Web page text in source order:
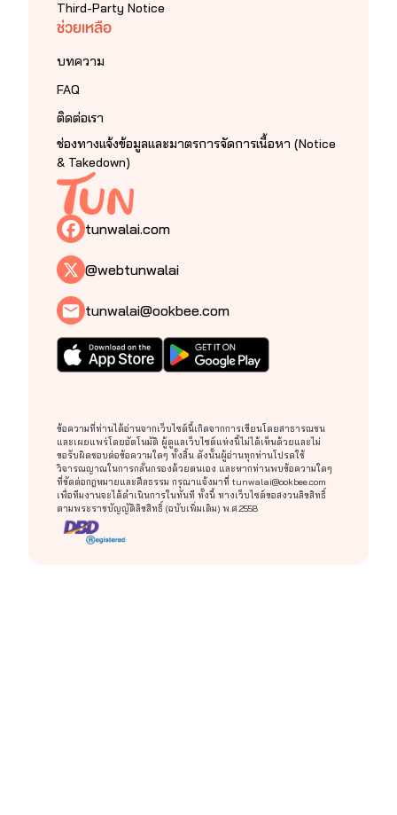
Third-Party Notice
ช่วยเหลือ
บทความ
FAQ
ติดต่อเรา
ช่องทางแจ้งข้อมูลและมาตรการจัดการเนื้อหา (Notice
& Takedown)
tunwalai.com
@webtunwalai
tunwalai@ookbee.com
ข้อความที่ท่านได้อ่านจากเว็บไซต์นี้เกิดจากการเขียนโดยสาธารณชน
และเผยแพร่โดยอัตโนมัติ ผู้ดูแลเว็บไซต์แห่งนี้ไม่ได้เห็นด้วยและไม่
ขอรับผิดชอบต่อข้อความใดๆ ทั้งสิ้น ดังนั้นผู้อ่านทุกท่านโปรดใช้
วิจารณญาณในการกลั่นกรองด้วยตนเอง และหากท่านพบข้อความใดๆ
ที่ขัดต่อกฎหมายและศีลธรรม กรุณาแจ้งมาที่ tunwalai@ookbee.com
เพื่อทีมงานจะได้ดำเนินการในทันที ทั้งนี้ ทางเว็บไซต์ขอสงวนลิขสิทธิ์
ตามพระราชบัญญัติลิขสิทธิ์ (ฉบับเพิ่มเติม) พ.ศ.2558